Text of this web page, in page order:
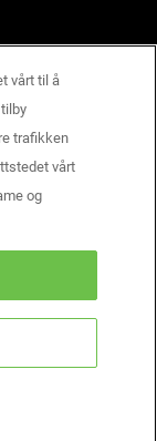
vårt til å
trafikken
vårt
og